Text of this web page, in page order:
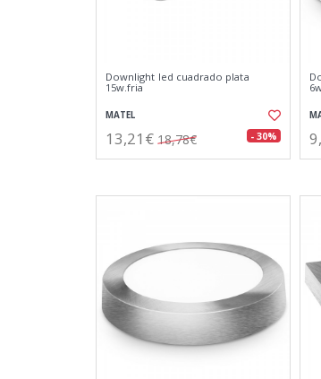
Downlight led cuadrado plata
15w.fria
MATEL
13,21€ 18,78€ - 30%